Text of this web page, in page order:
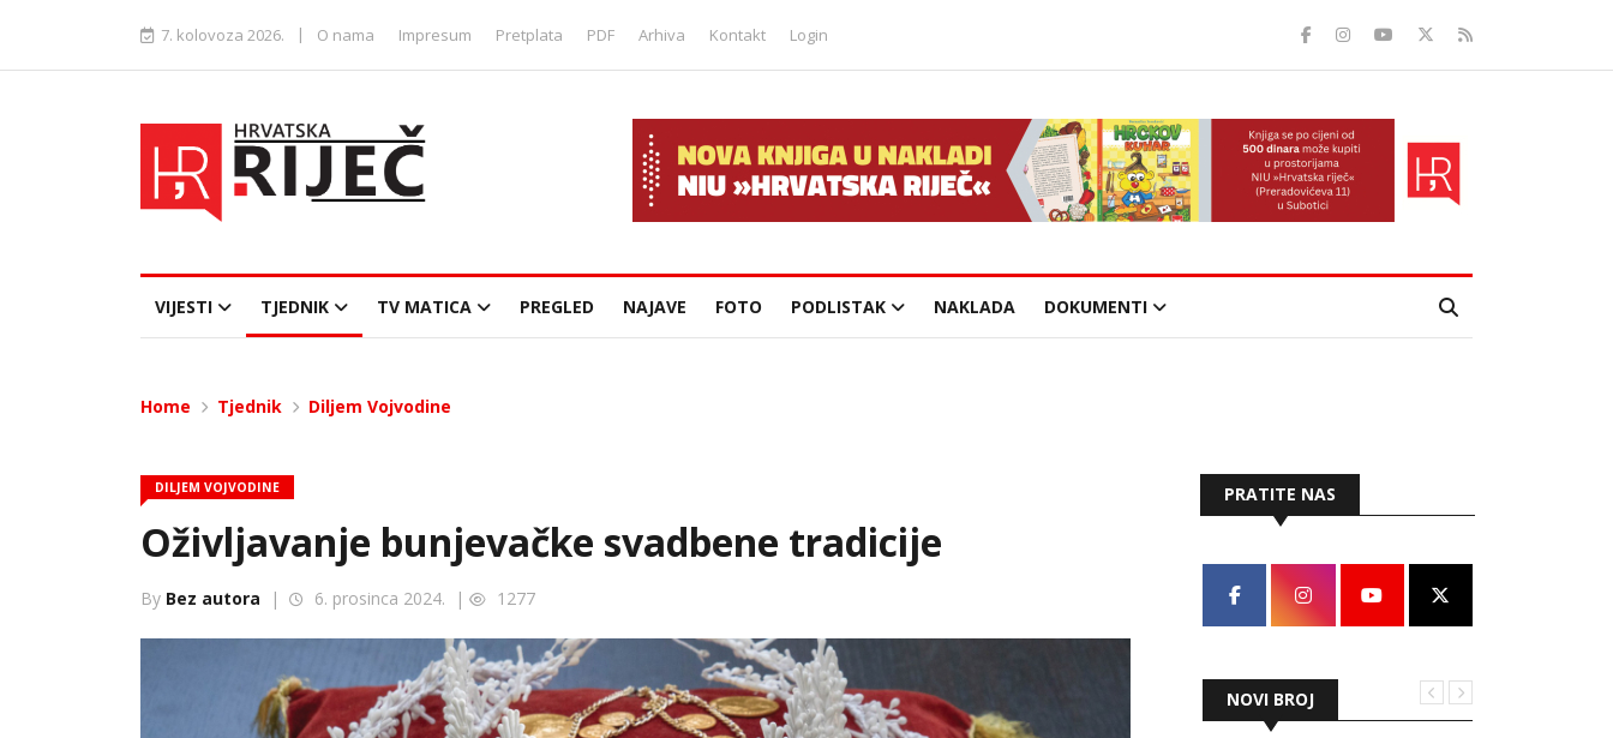
7. kolovoza 2026. | O nama Impresum Pretplata PDF Arhiva Kontakt Login
VIJESTI TJEDNIK TV MATICA PREGLED NAJAVE FOTO PODLISTAK NAKLADA DOKUMENTI
Home Tjednik Diljem Vojvodine
DILJEM VOJVODINE
Oživljavanje bunjevačke svadbene tradicije
By Bez autora | 6. prosinca 2024. | 1277
PRATITE NAS
NOVI BROJ